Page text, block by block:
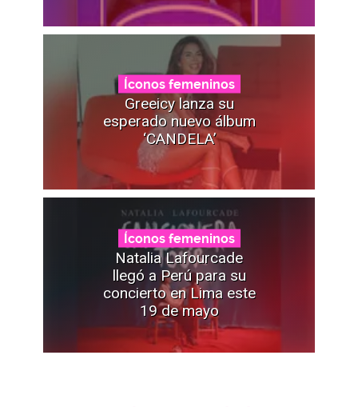
Íconos femeninos
Greeicy lanza su
esperado nuevo álbum
‘CANDELA’
Íconos femeninos
Natalia Lafourcade
llegó a Perú para su
concierto en Lima este
19 de mayo